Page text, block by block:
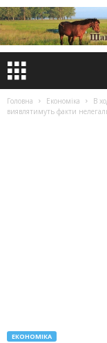
Головна Економіка
В
виявлятимуть факти
ЕКОНОМІКА